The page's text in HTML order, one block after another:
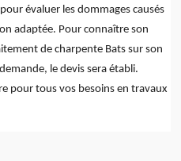
évaluer les dommages causés
adaptée. Pour connaître son
de charpente Bats sur son
le devis sera établi.
pour tous vos besoins en travaux